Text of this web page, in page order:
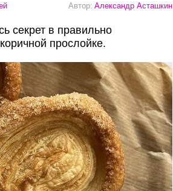
Автор: Александр Асташкин
секрет в правильно
прослойке.